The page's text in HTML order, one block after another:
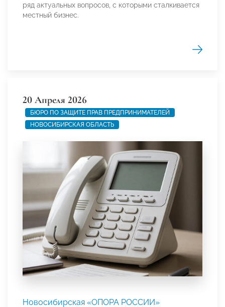
ряд актуальных вопросов, с которыми сталкивается
местный бизнес.
20 Апреля 2026
БЮРО ПО ЗАЩИТЕ ПРАВ ПРЕДПРИНИМАТЕЛЕЙ
НОВОСИБИРСКАЯ ОБЛАСТЬ
Новосибирская «ОПОРА РОССИИ»